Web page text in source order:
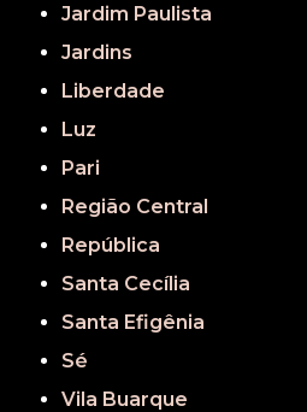
Jardim Paulista
Jardins
Liberdade
Luz
Pari
Região Central
República
Santa Cecília
Santa Efigênia
Sé
Vila Buarque